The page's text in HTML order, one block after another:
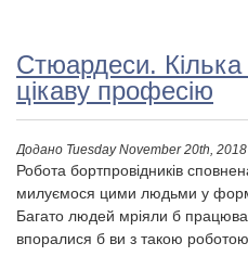
Стюардеси.
цікаву професію
Додано Tuesday November 20th, 2018
Робота бортпровідників
милуємося цими людьми у
Багато людей мріяли б
впоралися б ви з такою